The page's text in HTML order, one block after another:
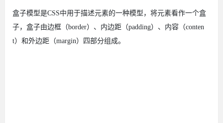
盒子模型是CSS中用于描述元素的一种模型，将元素看作一个盒
子，盒子由边框（border）、内边距（padding）、内容（conten
t）和外边距（margin）四部分组成。